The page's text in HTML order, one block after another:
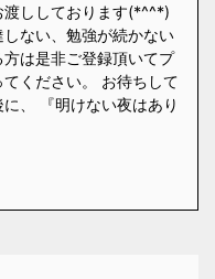
渡ししております(*^^*)
ない、勉強が続かない
は是非ご登録頂いてプ
ください。 お待ちして
、 『明けない夜はあり